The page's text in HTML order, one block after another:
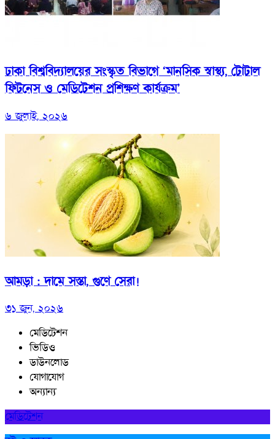
ঢাকা বিশ্ববিদ্যালয়ের সংস্কৃত বিভাগে ‘মানসিক স্বাস্থ্য, টোটাল
ফিটনেস ও মেডিটেশন প্রশিক্ষণ কার্যক্রম’
৬ জুলাই, ২০২৬
আমড়া : দামে সস্তা, গুণে সেরা!
৩১ জুন, ২০২৬
মেডিটেশন
ভিডিও
ডাউনলোড
যোগাযোগ
অন্যান্য
মেডিটেশন